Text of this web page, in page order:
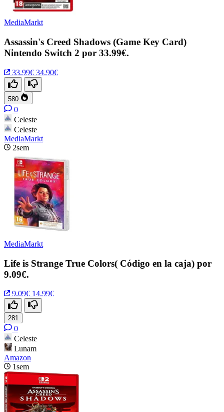
MediaMarkt
Assassin's Creed Shadows (Game Key Card)
Nintendo Switch 2 por 33.99€.
33.99€ 34.90€
580
0
Celeste
Celeste
MediaMarkt
2sem
MediaMarkt
Life is Strange True Colors( Código en la caja) por
9.09€.
9.09€ 14.99€
281
0
Celeste
Lunam
Amazon
1sem